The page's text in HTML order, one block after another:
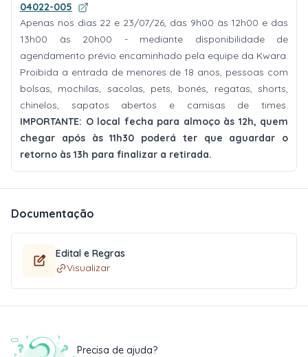
04022-005
Apenas nos dias 22 e 23/07/26, das 9h00 às 12h00 e das
13h00 às 20h00 - mediante disponibilidade de
agendamento prévio encaminhado pela equipe da Kwara.
Proibida a entrada de menores de 18 anos, pessoas com
bolsas, mochilas, sacolas, pets, bonés, regatas, shorts,
chinelos, sapatos abertos e camisas de times.
IMPORTANTE: O local fecha para almoço às 12h, quem
chegar após às 11h30 poderá ter que aguardar o
retorno às 13h para finalizar a retirada.
Documentação
Edital e Regras
Visualizar
Precisa de ajuda?